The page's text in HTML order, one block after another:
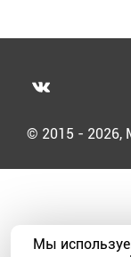
© 2015 - 2026,
Мы